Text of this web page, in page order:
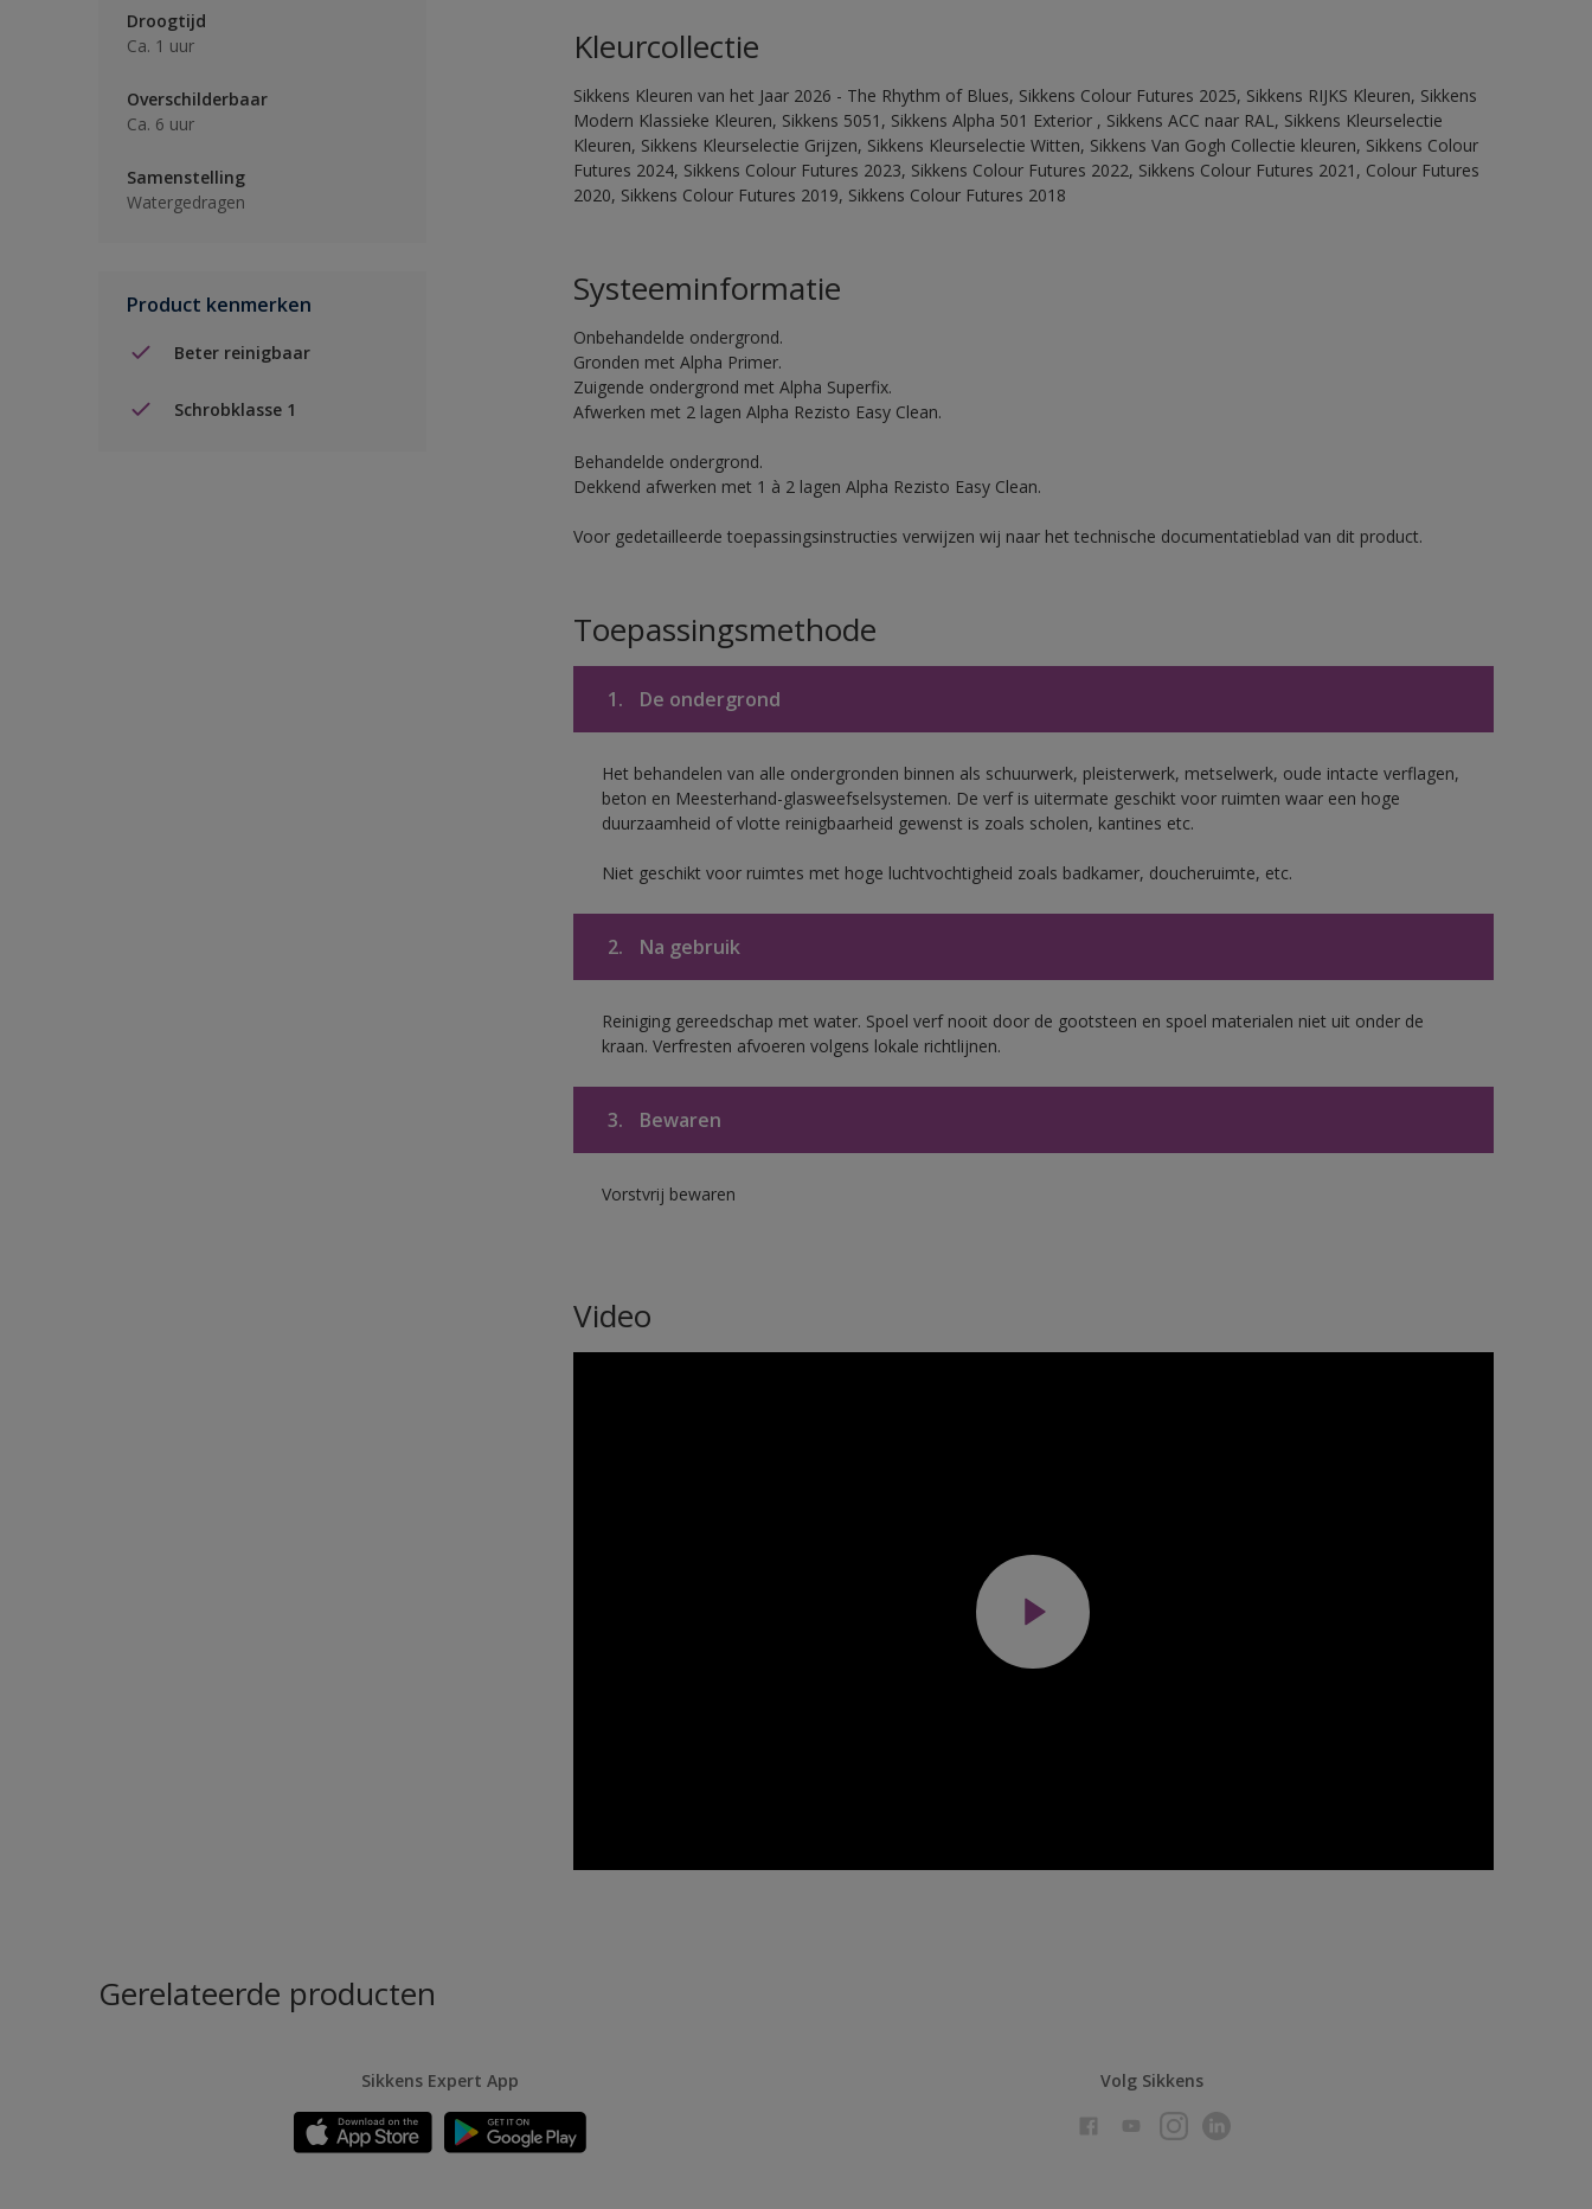
Droogtijd
Ca. 1 uur
Overschilderbaar
Ca. 6 uur
Samenstelling
Watergedragen
Product kenmerken
Beter reinigbaar
Schrobklasse 1
Kleurcollectie
Sikkens Kleuren van het Jaar 2026 - The Rhythm of Blues, Sikkens Colour Futures 2025, Sikkens RIJKS Kleuren, Sikkens
Modern Klassieke Kleuren, Sikkens 5051, Sikkens Alpha 501 Exterior , Sikkens ACC naar RAL, Sikkens Kleurselectie
Kleuren, Sikkens Kleurselectie Grijzen, Sikkens Kleurselectie Witten, Sikkens Van Gogh Collectie kleuren, Sikkens Colour
Futures 2024, Sikkens Colour Futures 2023, Sikkens Colour Futures 2022, Sikkens Colour Futures 2021, Colour Futures
2020, Sikkens Colour Futures 2019, Sikkens Colour Futures 2018
Systeeminformatie
Onbehandelde ondergrond.
Gronden met Alpha Primer.
Zuigende ondergrond met Alpha Superfix.
Afwerken met 2 lagen Alpha Rezisto Easy Clean.
Behandelde ondergrond.
Dekkend afwerken met 1 à 2 lagen Alpha Rezisto Easy Clean.
Voor gedetailleerde toepassingsinstructies verwijzen wij naar het technische documentatieblad van dit product.
Toepassingsmethode
1. De ondergrond
Het behandelen van alle ondergronden binnen als schuurwerk, pleisterwerk, metselwerk, oude intacte verflagen,
beton en Meesterhand-glasweefselsystemen. De verf is uitermate geschikt voor ruimten waar een hoge
duurzaamheid of vlotte reinigbaarheid gewenst is zoals scholen, kantines etc.
Niet geschikt voor ruimtes met hoge luchtvochtigheid zoals badkamer, doucheruimte, etc.
2. Na gebruik
Reiniging gereedschap met water. Spoel verf nooit door de gootsteen en spoel materialen niet uit onder de
kraan. Verfresten afvoeren volgens lokale richtlijnen.
3. Bewaren
Vorstvrij bewaren
Video
Gerelateerde producten
Sikkens Expert App Volg Sikkens